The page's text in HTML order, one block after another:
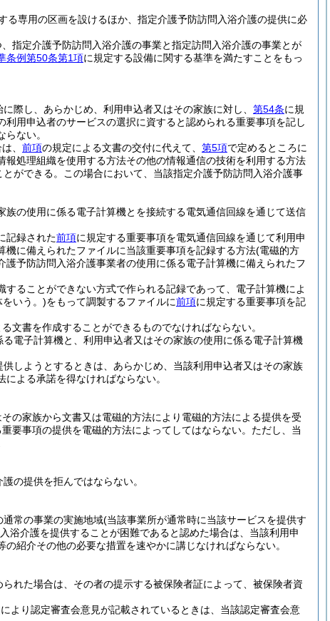
専用の区画を設けるほか、指定介護予防訪問入浴介護の提供に必
指定介護予防訪問入浴介護の事業と指定訪問入浴介護の事業とが
条例第50条第1項に規定する設備に関する基準を満たすことをもっ
際し、あらかじめ、利用申込者又はその家族に対し、 第54条に規
用申込者のサービスの選択に資すると認められる重要事項を記し
ない。
、 前項の規定による文書の交付に代えて、 第5項で定めるところに
処理組織を使用する方法その他の情報通信の技術を利用する方法
ができる。
この場合において、当該指定介護予防訪問入浴介護事
の使用に係る電子計算機とを接続する電気通信回線を通じて送信
記録された前項に規定する重要事項を電気通信回線を通じて利用申
に備えられたファイルに当該重要事項を記録する方法(電磁的方
予防訪問入浴介護事業者の使用に係る電子計算機に備えられたフ
ることができない方式で作られる記録であって、電子計算機によ
をいう。)をもって調製するファイルに前項に規定する重要事項を記
文書を作成することができるものでなければならない。
電子計算機と、利用申込者又はその家族の使用に係る電子計算機
しようとするときは、あらかじめ、当該利用申込者又はその家族
よる承諾を得なければならない。
の家族から文書又は電磁的方法により電磁的方法による提供を受
要事項の提供を電磁的方法によってしてはならない。 ただし、当
の提供を拒んではならない。
常の事業の実施地域(当該事業所が通常時に当該サービスを提供す
浴介護を提供することが困難であると認めた場合は、当該利用申
紹介その他の必要な措置を速やかに講じなければならない。
れた場合は、その者の提示する被保険者証によって、被保険者資
より認定審査会意見が記載されているときは、当該認定審査会意